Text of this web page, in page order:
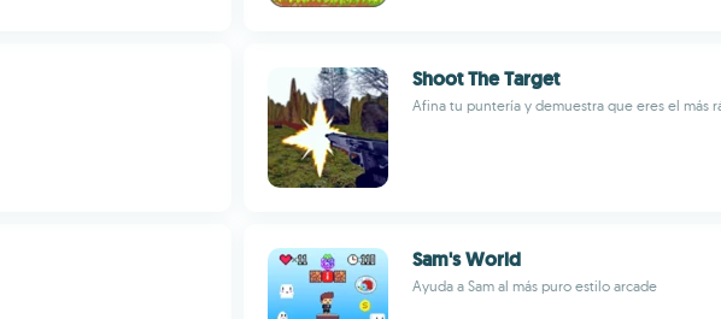
Shoot The Target
Afina tu puntería y demuestra que eres el más
Sam's World
Ayuda a Sam al más puro estilo arcade